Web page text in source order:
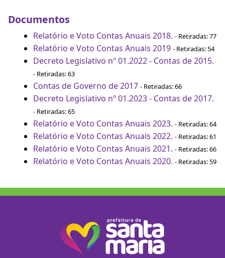
Documentos
Relatório e Voto Contas Anuais 2018. - Retiradas: 77
Relatório e Voto Contas Anuais 2019 - Retiradas: 54
Decreto Legislativo nº 01.2022 - Contas de 2015.
- Retiradas: 63
Contas de Governo de 2017 - Retiradas: 66
Decreto Legislativo nº 01.2023 - Contas de 2017.
- Retiradas: 65
Relatório e Voto Contas Anuais 2023. - Retiradas: 64
Relatório e Voto Contas Anuais 2022. - Retiradas: 61
Relatório e Voto Contas Anuais 2021. - Retiradas: 66
Relatório e Voto Contas Anuais 2020. - Retiradas: 59